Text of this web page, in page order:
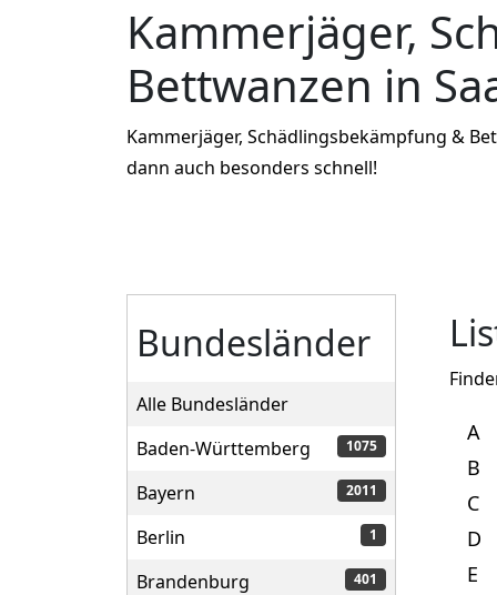
Kammerjäger,
Bettwanzen in
Kammerjäger, Schädlingsbekämpfung &
dann auch besonders schnell!
Bundesländer
Alle Bundesländer
Baden-Württemberg
1075
Bayern 2011
Berlin 1
Brandenburg 401
A
B
C
D
E